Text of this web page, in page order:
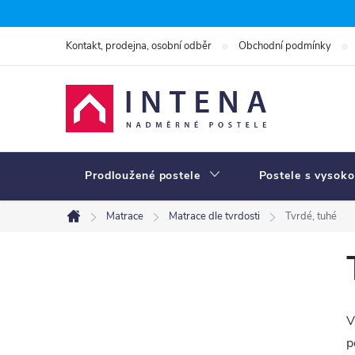
na
Kontakt, prodejna, osobní odběr Obchodní podmínky
Prodloužené postele Postele s
Domů
Matrace Matrace dle tvrdosti Tvrdé, tuhé